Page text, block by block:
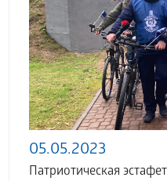
05.05.2023
Патриотическая